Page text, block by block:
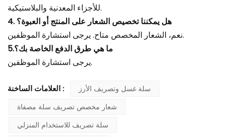
للأجزاء المعدنية والبلاستيكية.
4. هل يمكننا تخصيص الشعار على المنتج أو العبوة؟
نعم، الشعار المخصص متاح. يرجى استشارة الموظفين.
5.ما هي طرق الدفع الخاصة بك؟
يرجى استشارة الموظفين.
العلامات الساخنة :
سلة غسل وتصريف الأرز
شعار مخصص تصريف سلة مصفاة
سلة تصريف للاستخدام المنزلي